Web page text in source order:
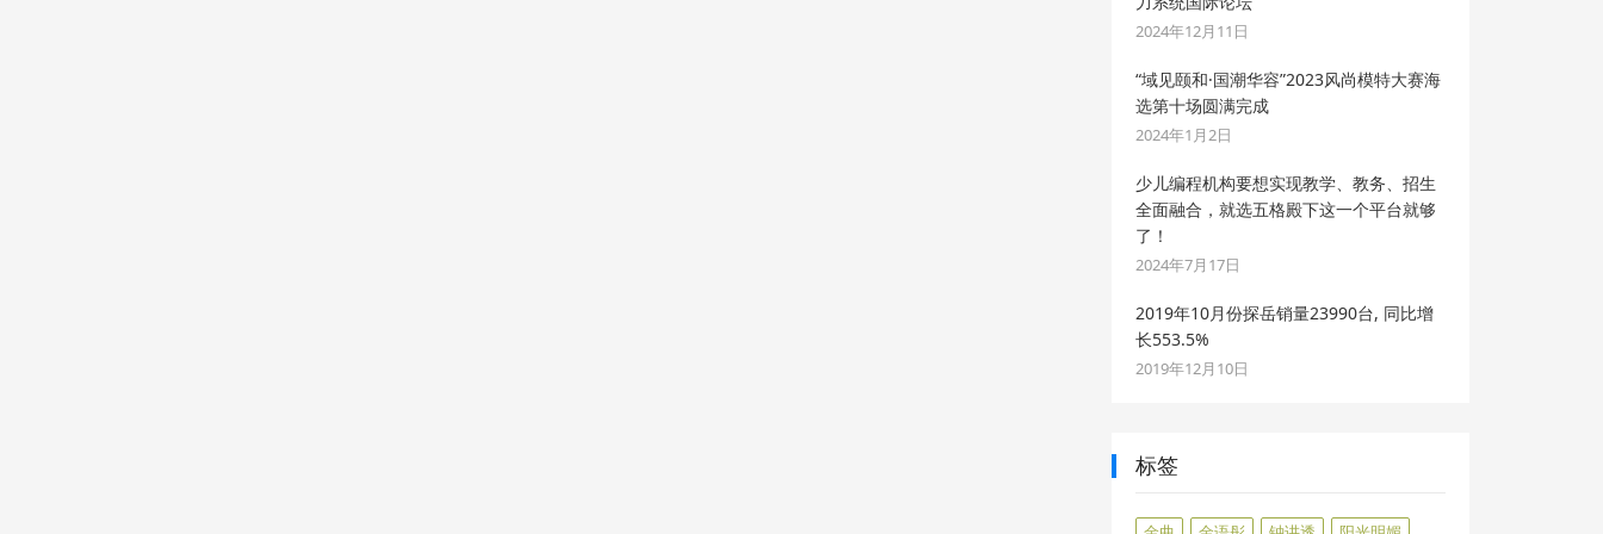
2024年12月11日
“域见颐和·国潮华容”2023风尚模特大赛海
选第十场圆满完成
2024年1月2日
少儿编程机构要想实现教学、教务、招生
全面融合，就选五格殿下这一个平台就够
了！
2024年7月17日
2019年10月份探岳销量23990台, 同比增
长553.5%
2019年12月10日
标签